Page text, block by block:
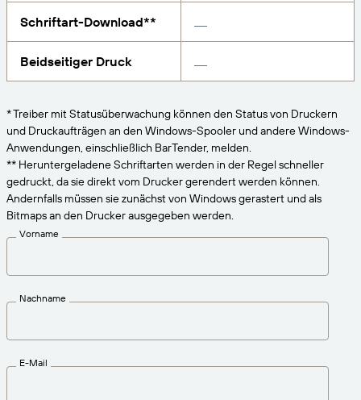
PRODUKT
Kostenlos testen
Technische Daten
Produktregistrierung
Print Connectors
Amazon Transparency
Lösungsübersicht
Über uns
Nachrichten
Reifegradmodell für Etikettierung und
Nachverfolgbarkeit
Erhalten Sie die Unterstützung, die Ihren
Schriftart-Download**
Beidseitiger Druck
* Treiber mit Statusüberwachung können den Status von Druckern
und Druckaufträgen an den Windows-Spooler und andere Windows-
Anwendungen, einschließlich BarTender, melden.
** Heruntergeladene Schriftarten werden in der Regel schneller
gedruckt, da sie direkt vom Drucker gerendert werden können.
Andernfalls müssen sie zunächst von Windows gerastert und als
Bitmaps an den Drucker ausgegeben werden.
Vorname
Nachname
E-Mail